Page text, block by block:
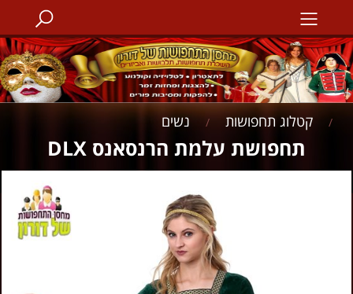
/ קטלוג תחפושות / נשים
תחפושת עלמת הרנסאנס DLX